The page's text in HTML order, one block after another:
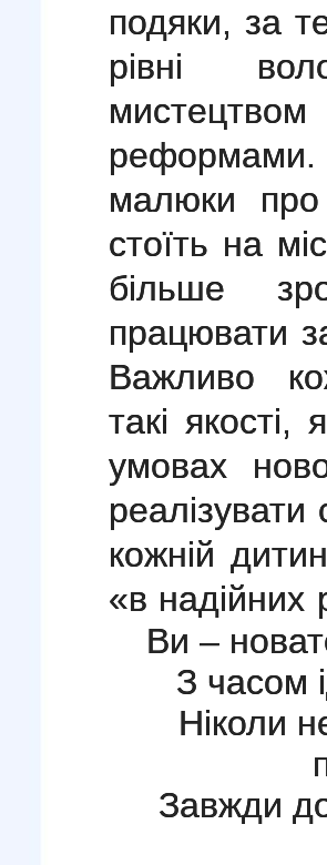
подяки, за
рівні
реформами.
малюки
стоїть на
більше
працювати
Важливо
такі
умовах
кожній
«в надійних
Ви –
З часом
Ніколи
Завжди